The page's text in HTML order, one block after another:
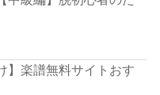
】楽譜無料サイトおす